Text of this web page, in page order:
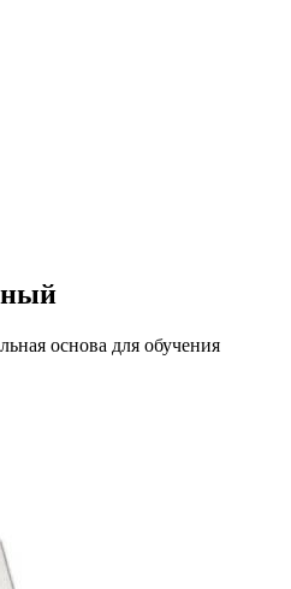
основа для обучения